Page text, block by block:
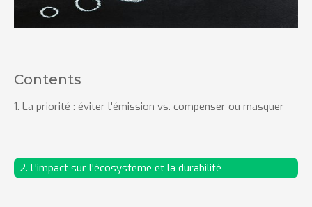
Contents
1. La priorité : éviter l'émission vs. compenser ou masquer
2. L'impact sur l'écosystème et la durabilité